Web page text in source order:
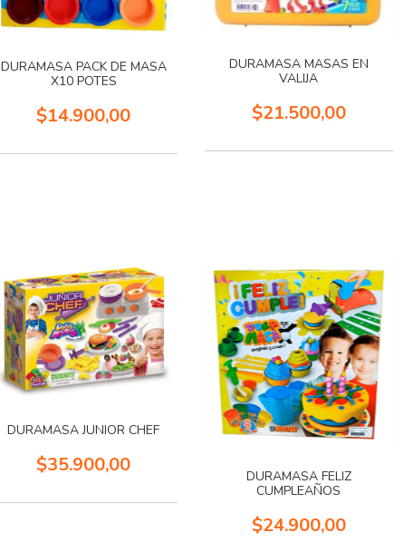
DURAMASA PACK DE MASA
X10 POTES
$14.900,00
DURAMASA MASAS EN
VALIJA
$21.500,00
DURAMASA JUNIOR CHEF
$35.900,00
DURAMASA FELIZ
CUMPLEAÑOS
$24.900,00